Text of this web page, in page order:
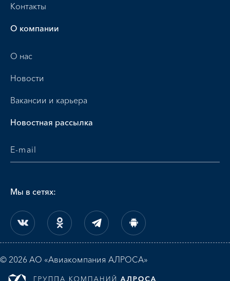
Контакты
О компании
О нас
Новости
Вакансии и карьера
Новостная рассылка
Мы в сетях:
© 2026 АО «Авиакомпания АЛРОСА»